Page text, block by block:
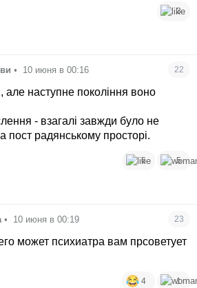
3
• 10 июня в 00:16 22
але наступне покоління воно
- взагалі завжди було не
пост радянському просторі.
6 5
• 10 июня в 00:19 23
может психиатра вам прсоветует
4 1